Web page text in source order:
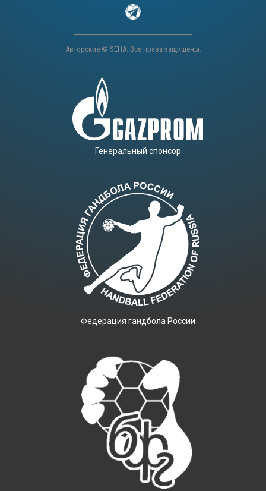
Авторские © SEHA. Все права защищены.
Генеральный спонсор
Фeдерация гандбола России